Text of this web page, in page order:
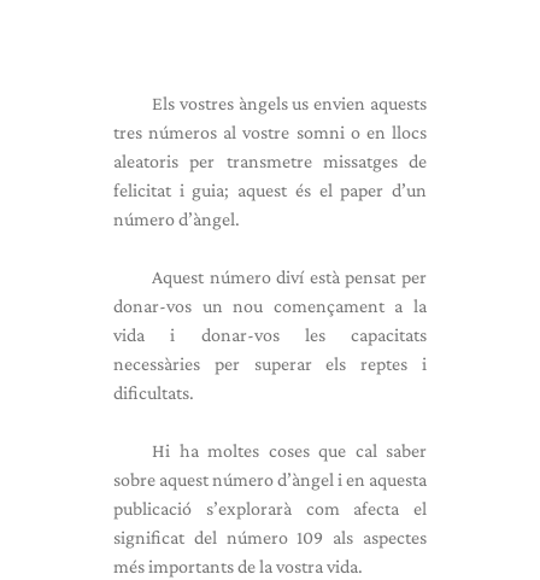
Els vostres àngels us envien aquests
tres números al vostre somni o en llocs
aleatoris per transmetre missatges de
felicitat i guia; aquest és el paper d’un
número d’àngel.
Aquest número diví està pensat per
donar-vos un nou començament a la
vida i donar-vos les capacitats
necessàries per superar els reptes i
dificultats.
Hi ha moltes coses que cal saber
sobre aquest número d’àngel i en aquesta
publicació s’explorarà com afecta el
significat del número 109 als aspectes
més importants de la vostra vida.